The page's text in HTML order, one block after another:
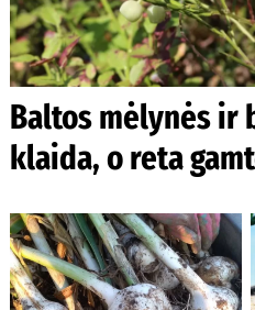
Baltos mėlynės ir
klaida, o reta